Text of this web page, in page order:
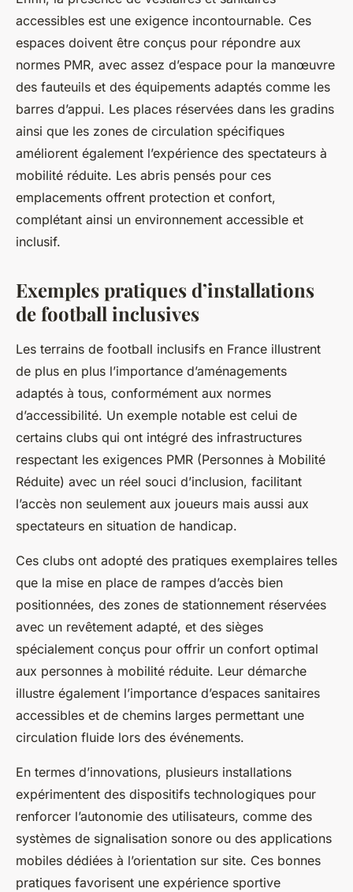
accessibles est une exigence incontournable. Ces
espaces doivent être conçus pour répondre aux
normes PMR, avec assez d’espace pour la manœuvre
des fauteuils et des équipements adaptés comme les
barres d’appui. Les places réservées dans les gradins
ainsi que les zones de circulation spécifiques
améliorent également l’expérience des spectateurs à
mobilité réduite. Les abris pensés pour ces
emplacements offrent protection et confort,
complétant ainsi un environnement accessible et
inclusif.
Exemples pratiques d’installations
de football inclusives
Les terrains de football inclusifs en France illustrent
de plus en plus l’importance d’aménagements
adaptés à tous, conformément aux normes
d’accessibilité. Un exemple notable est celui de
certains clubs qui ont intégré des infrastructures
respectant les exigences PMR (Personnes à Mobilité
Réduite) avec un réel souci d’inclusion, facilitant
l’accès non seulement aux joueurs mais aussi aux
spectateurs en situation de handicap.
Ces clubs ont adopté des pratiques exemplaires telles
que la mise en place de rampes d’accès bien
positionnées, des zones de stationnement réservées
avec un revêtement adapté, et des sièges
spécialement conçus pour offrir un confort optimal
aux personnes à mobilité réduite. Leur démarche
illustre également l’importance d’espaces sanitaires
accessibles et de chemins larges permettant une
circulation fluide lors des événements.
En termes d’innovations, plusieurs installations
expérimentent des dispositifs technologiques pour
renforcer l’autonomie des utilisateurs, comme des
systèmes de signalisation sonore ou des applications
mobiles dédiées à l’orientation sur site. Ces bonnes
pratiques favorisent une expérience sportive